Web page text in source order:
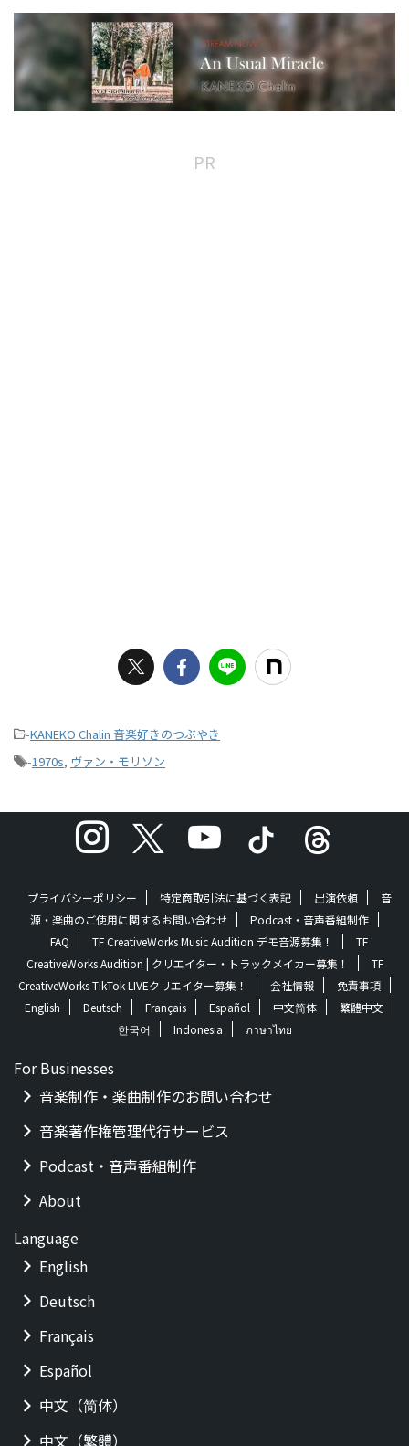
ルバムから。 こ ...
屋外で感じている感じがしま
す。ステファンの演奏を何曲
か。 ミシェルのピアノにも
僕 ...
ースを聞いて、改めて、2枚を
聞きなおしてみた。（結構、
この2枚はよく聞くので、改め
てっいうほどではないのだが）
私はちょっとしたキンキーフリ
ークなので、初期のとんがった
ジシャンは若いままでかっこ
いいが、年を取ったミュージ
シャンはほぼみんなダンディに
なる。数年前、Bob Dylanのラ
イブハウスツアーのコンサート
に行った。ギターは一度も弾
PR
-KANEKO Chalin 音楽好きのつぶやき
-1970s, ヴァン・モリソン
プライバシーポリシー 特定商取引法に基づく表記 出演依頼
音
源・楽曲のご使用に関するお問い合わせ
Podcast・音声番組制作
FAQ
TF CreativeWorks Music Audition デモ音源募集！
TF
CreativeWorks Audition | クリエイター・トラックメイカー募集！
TF
CreativeWorks TikTok LIVEクリエイター募集！
会社情報
免責事項
English
Deutsch Français Español 中文简体
繁體中文
한국어
Indonesia ภาษาไทย
For Businesses
音楽制作・楽曲制作のお問い合わせ
音楽著作権管理代行サービス
Podcast・音声番組制作
About
Language
English
Deutsch
Français
Español
中文（简体）
中文（繁體）